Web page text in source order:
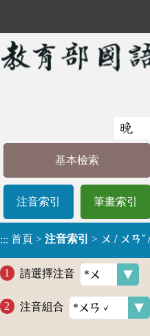
基本檢索
注音索引 筆畫索引
::: 首頁 > 注音索引 > ㄨ / ㄨㄢˇ
請選擇注音
注音組合